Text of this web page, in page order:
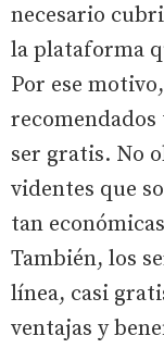
necesario
la plataforma
Por ese
ser gratis. No
videntes que
tan
También, los
línea, casi
ventajas y